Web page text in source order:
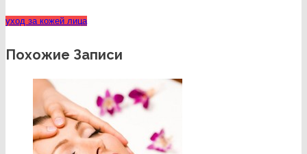
уход за кожей лица
Похожие Записи